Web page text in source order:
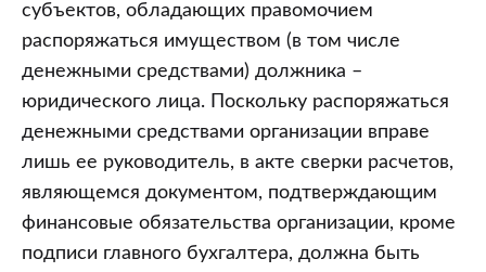
субъектов, обладающих правомочием
распоряжаться имуществом (в том числе
денежными средствами) должника –
юридического лица. Поскольку распоряжаться
денежными средствами организации вправе
лишь ее руководитель, в акте сверки расчетов,
являющемся документом, подтверждающим
финансовые обязательства организации, кроме
подписи главного бухгалтера, должна быть